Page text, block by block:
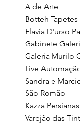
A de Arte
Botteh Tapetes
Flavia D'urso
Gabinete
Galeria Murilo
Live
Sandra e
São Romão
Kazza
Varejão das